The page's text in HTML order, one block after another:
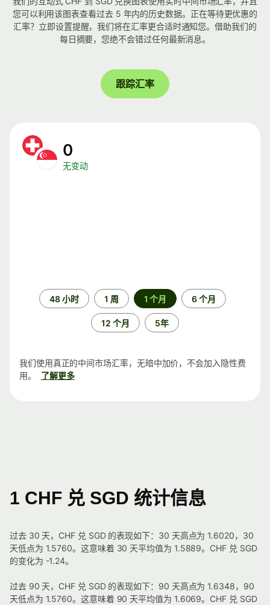
您可以利用该图表查看过去 5 年内的历史数据。正在等待更优惠的
汇率？立即设置提醒，我们将在汇率更合适时通知您。借助我们的
每日摘要，您绝不会错过任何最新消息。
跟踪汇率
0
无变动
48 小时 1 周 1 个月 6 个月
12 个月 5年
我们使用真正的中间市场汇率，无暗中加价，不会加入隐性费
用。
了解更多
1 CHF 兑 SGD 统计信息
过去 30 天，CHF 兑 SGD 的表现如下：30 天高点为 1.6020，30
天低点为 1.5760。这意味着 30 天平均值为 1.5889。CHF 兑 SGD
的变化为 -1.24。
过去 90 天，CHF 兑 SGD 的表现如下：90 天高点为 1.6348，90
天低点为 1.5760。这意味着 90 天平均值为 1.6069。CHF 兑 SGD